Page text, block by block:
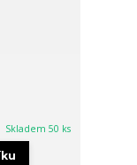
Skladem 50 ks